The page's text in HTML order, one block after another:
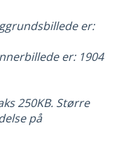
er:
er: 1904
250KB. Større
på